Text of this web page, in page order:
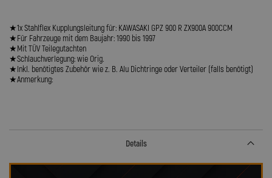
★1x Stahlflex Kupplungsleitung für: KAWASAKI GPZ 900 R ZX900A 900CCM
★Für Fahrzeuge mit dem Baujahr: 1990 bis 1997
★Mit TÜV Teilegutachten
★Schlauchverlegung: wie Orig.
★Inkl. benötigtes Zubehör wie z. B. Alu Dichtringe oder Verteiler (falls benötigt)
★Anmerkung:
Details